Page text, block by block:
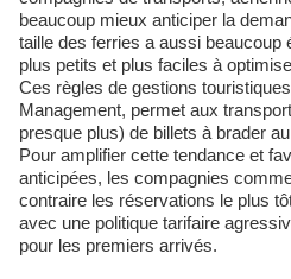
beaucoup mieux anticiper la
taille des ferries a aussi beaucoup
plus petits et plus faciles à
Ces règles de gestions
Management, permet aux
presque plus) de billets à brader
Pour amplifier cette tendance et
anticipées, les compagnies
contraire les réservations le plus
avec une politique tarifaire
pour les premiers arrivés.